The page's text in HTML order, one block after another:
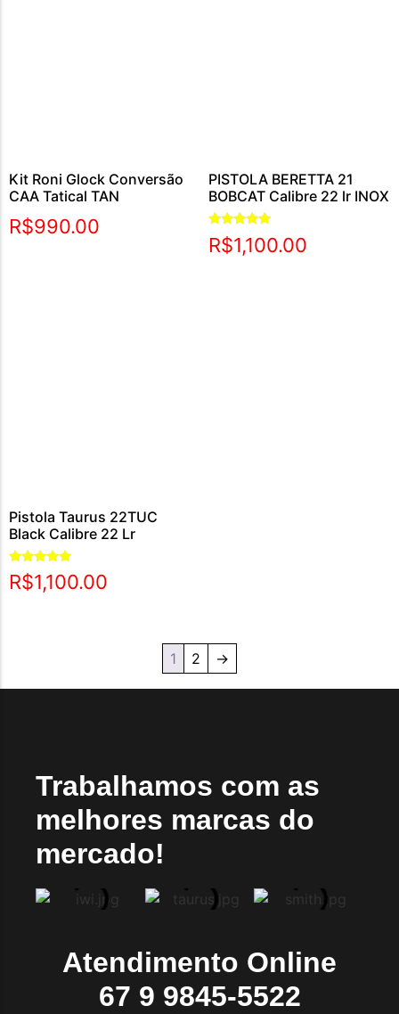
Kit Roni Glock Conversão
CAA Tatical TAN
R$990.00
PISTOLA BERETTA 21
BOBCAT Calibre 22 lr INOX
Avaliação
5.00
R$1,100.00
Pistola Taurus 22TUC
Black Calibre 22 Lr
Avaliação
5.00
R$1,100.00
1 2 →
Trabalhamos com as
melhores marcas do
mercado!
Atendimento Online
67 9 9845-5522